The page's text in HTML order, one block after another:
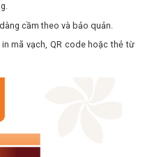
cầm theo và bảo quản.
mã vạch, QR code hoặc thẻ từ